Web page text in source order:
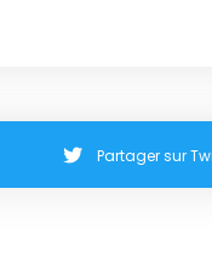
Partager sur